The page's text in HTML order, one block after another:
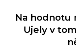
Na hodnotu
Ujely v